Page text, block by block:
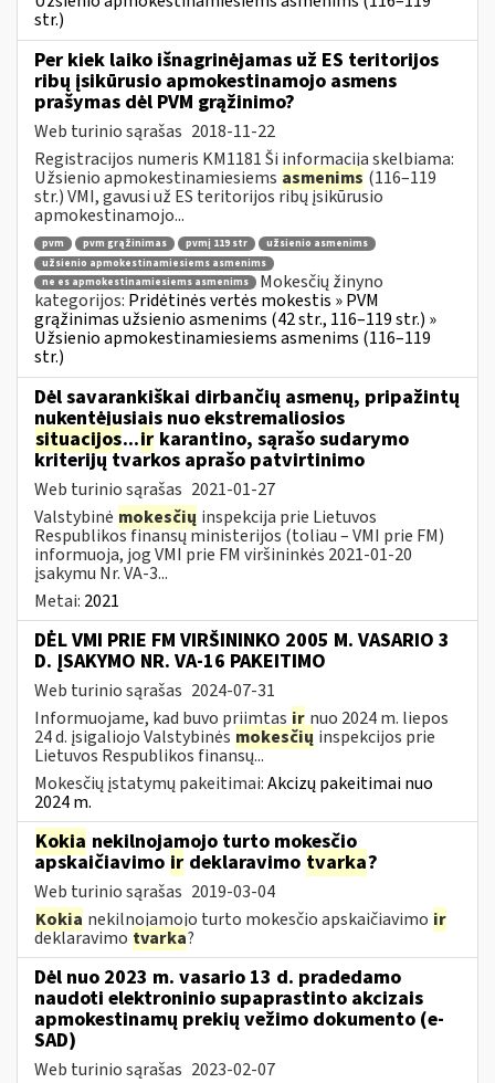
str.)
Per kiek laiko išnagrinėjamas už ES teritorijos
ribų įsikūrusio apmokestinamojo asmens
prašymas dėl PVM grąžinimo?
Web turinio sąrašas 2018-11-22
Registracijos numeris KM1181 Ši informacija skelbiama:
Užsienio apmokestinamiesiems asmenims (116–119
str.) VMI, gavusi už ES teritorijos ribų įsikūrusio
apmokestinamojo...
pvm pvm grąžinimas pvmį 119 str
užsienio asmenims
užsienio apmokestinamiesiems asmenims
ne es apmokestinamiesiems asmenims
Mokesčių žinyno
kategorijos: Pridėtinės vertės mokestis » PVM
grąžinimas užsienio asmenims (42 str., 116–119 str.) »
Užsienio apmokestinamiesiems asmenims (116–119
str.)
Dėl savarankiškai dirbančių asmenų, pripažintų
nukentėjusiais nuo ekstremaliosios
situacijos...ir karantino, sąrašo sudarymo
kriterijų tvarkos aprašo patvirtinimo
Web turinio sąrašas 2021-01-27
Valstybinė mokesčių inspekcija prie Lietuvos
Respublikos finansų ministerijos (toliau – VMI prie FM)
informuoja, jog VMI prie FM viršininkės 2021-01-20
įsakymu Nr. VA-3...
Metai: 2021
DĖL VMI PRIE FM VIRŠININKO 2005 M. VASARIO 3
D. ĮSAKYMO NR. VA-16 PAKEITIMO
Web turinio sąrašas 2024-07-31
Informuojame, kad buvo priimtas ir nuo 2024 m. liepos
24 d. įsigaliojo Valstybinės mokesčių inspekcijos prie
Lietuvos Respublikos finansų...
Mokesčių įstatymų pakeitimai:Akcizų pakeitimai nuo
2024 m.
Kokia nekilnojamojo turto mokesčio
apskaičiavimo ir deklaravimo tvarka?
Web turinio sąrašas 2019-03-04
Kokia nekilnojamojo turto mokesčio apskaičiavimo ir
deklaravimo tvarka?
Dėl nuo 2023 m. vasario 13 d. pradedamo
naudoti elektroninio supaprastinto akcizais
apmokestinamų prekių vežimo dokumento (e-
SAD)
Web turinio sąrašas 2023-02-07